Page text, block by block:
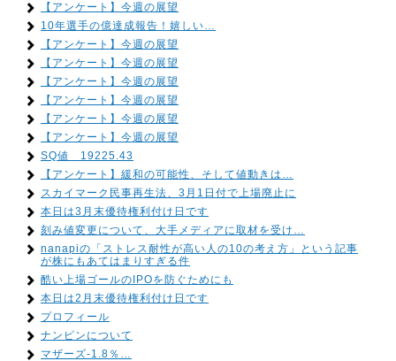
【アンケート】今週の展望
10年選手の億達成報告！嬉しい…
【アンケート】今週の展望
【アンケート】今週の展望
【アンケート】今週の展望
【アンケート】今週の展望
【アンケート】今週の展望
【アンケート】今週の展望
SQ値 19225.43
【アンケート】緩和の可能性、そして値動きは…
スカイマーク民事再生法、3月1日付で上場廃止に
本日は3月末優待権利付け日です
刻み値変更について、大手メディアに取材を受け…
nanapiの「ストレス耐性が高い人の10の考え方」という記事
が株にもあてはまりすぎる件
酷い上場ゴールのIPOを防ぐためにも
本日は2月末優待権利付け日です
プロフィール
ナンピンについて
マザーズ-1.8％…